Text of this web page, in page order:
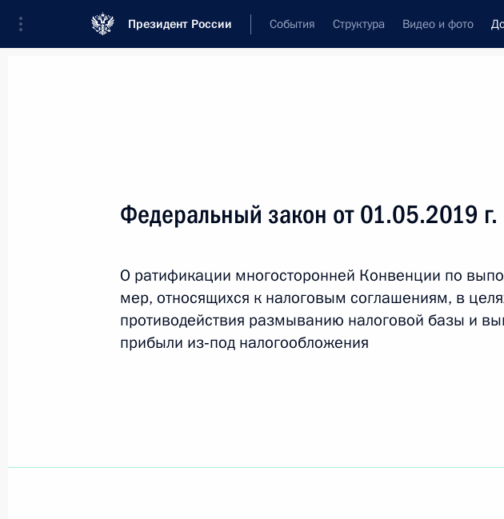
Президент России События Структура Видео и фото
Текст в документе
Вид документа
Все
Дата вступления в силу... или дата принятия
Федеральный закон от 01.05.2019
О ратификации многосторонней Конвенции по
мер, относящихся к налоговым соглашениям, в
противодействия размыванию налоговой базы и
прибыли из‑под налогообложения